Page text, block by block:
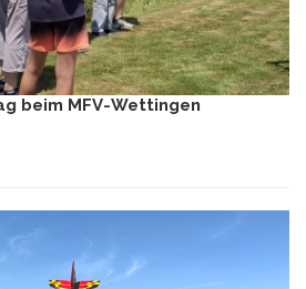
beim MFV-Wettingen